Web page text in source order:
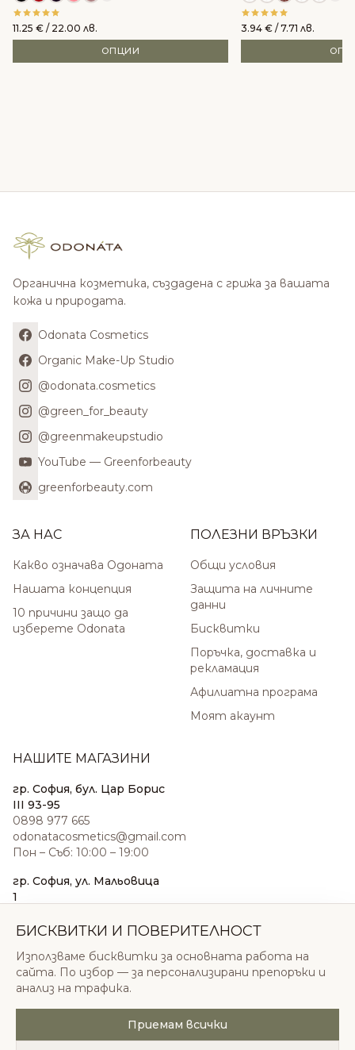
11.25 € / 22.00 лв.
ОПЦИИ
3.94 € / 7.71 лв.
Органична козметика, създадена с грижа за вашата
кожа и природата.
Odonata Cosmetics
Organic Make-Up Studio
@odonata.cosmetics
@green_for_beauty
@greenmakeupstudio
YouTube — Greenforbeauty
greenforbeauty.com
ЗА НАС
Какво означава Одоната
Нашата концепция
10 причини защо да
изберете Odonata
ПОЛЕЗНИ ВРЪЗКИ
Общи условия
Защита на личните
данни
Бисквитки
Поръчка, доставка и
рекламация
Афилиатна програма
Моят акаунт
НАШИТЕ МАГАЗИНИ
гр. София, бул. Цар Борис
III 93-95
0898 977 665
odonatacosmetics@gmail.com
Пон – Съб: 10:00 – 19:00
гр. София, ул. Мальовица
1
sales@odonatacosmetics.com
Нед: 11:00 – 18:00
© 2026 Одоната Козметикс ООД. Всички права
запазени.
БИСКВИТКИ И ПОВЕРИТЕЛНОСТ
Използваме бисквитки за основната работа на
сайта. По избор — за персонализирани препоръки и
анализ на трафика.
Приемам всички